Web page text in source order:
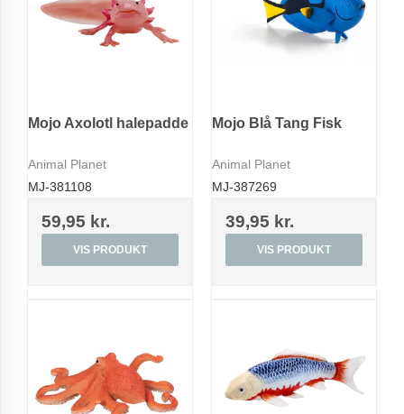
Mojo Axolotl halepadde
Animal Planet
MJ-381108
59,95 kr.
VIS PRODUKT
Mojo Blå Tang Fisk
Animal Planet
MJ-387269
39,95 kr.
VIS PRODUKT